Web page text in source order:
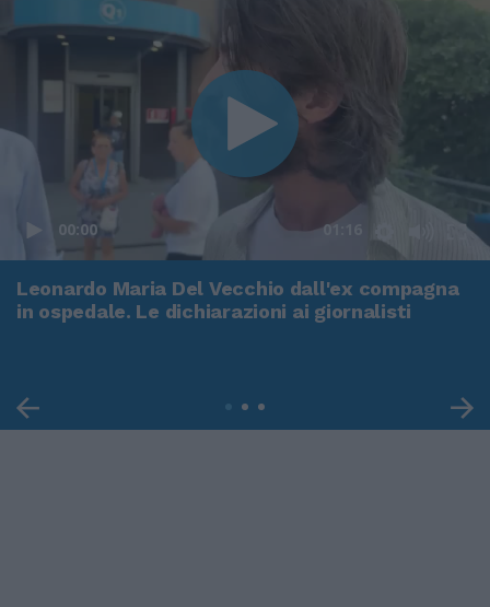
00:00 01:16
Leonardo Maria Del Vecchio dall'ex compagna
in ospedale. Le dichiarazioni ai giornalisti